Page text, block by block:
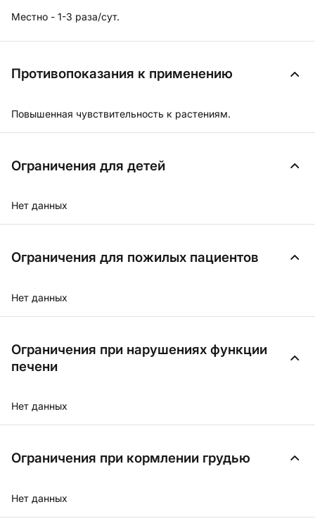
Местно - 1-3 раза/сут.
Противопоказания к применению
Повышенная чувствительность к растениям.
Ограничения для детей
Нет данных
Ограничения для пожилых пациентов
Нет данных
Ограничения при нарушениях функции
печени
Нет данных
Ограничения при кормлении грудью
Нет данных